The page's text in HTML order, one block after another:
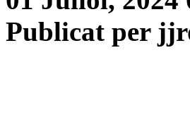
Publicat per